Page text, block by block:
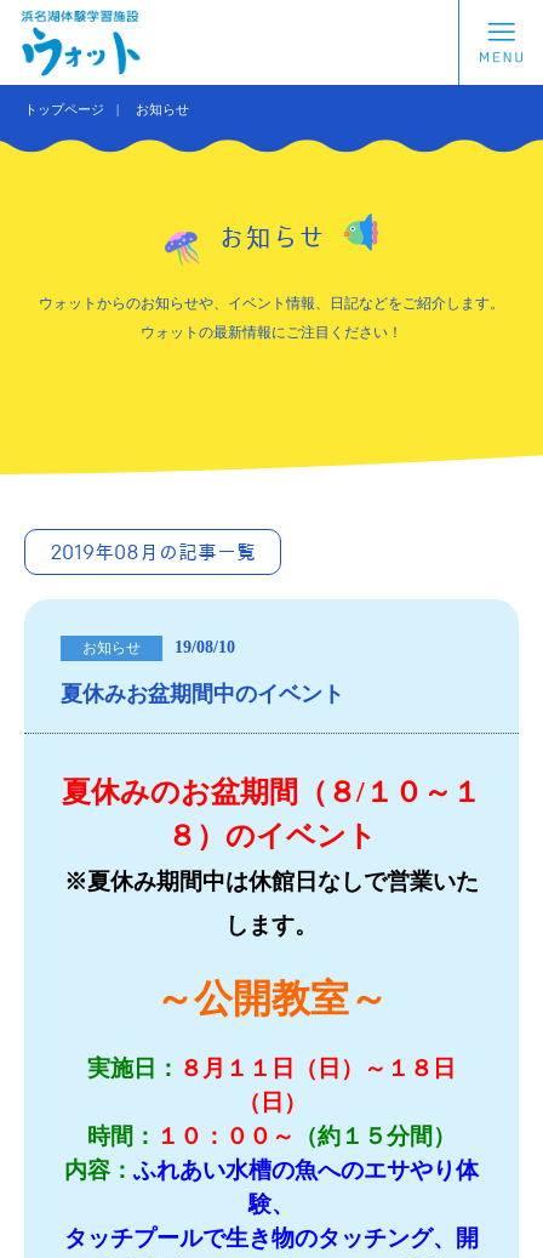
トップページ お知らせ
お知らせ
ウォットからのお知らせや、イベント情報、日記などをご紹介します。
ウォットの最新情報にご注目ください！
2019年08月の記事一覧
お知らせ 19/08/10
夏休みお盆期間中のイベント
夏休みのお盆期間（８/１０～１
８）のイベント
※夏休み期間中は休館日なしで営業いた
します。
～公開教室～
実施日： ８ 月１１日（日）～１８日
（日）
時間： １０：００～
（約１５分間）
内容： ふれあい水槽の魚へのエサやり体
験、
タッチプールで生き物のタッチング、開